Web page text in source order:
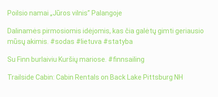
Poilsio namai „Jūros vilnis” Palangoje
Dalinamės pirmosiomis idėjomis, kas čia galėtų gimti geriausio
mūsų akimis. #sodas #lietuva #statyba
Su Finn burlaiviu Kuršių mariose. #finnsailing
Trailside Cabin: Cabin Rentals on Back Lake Pittsburg NH